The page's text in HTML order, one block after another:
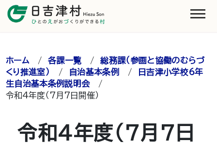
ホーム /各課一覧 /総務課（参画と協働のむらづ
くり推進室）
/ 自治基本条例 /
日吉津小学校6年
生自治基本条例説明会/
令和4年度（7月7日開催）
令和4年度（7月7日